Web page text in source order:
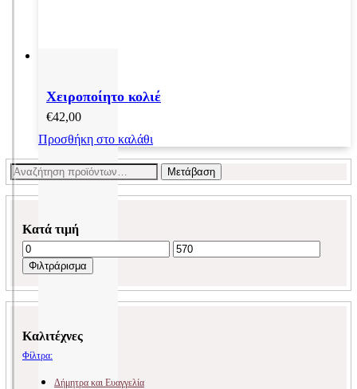
Χειροποίητο κολιέ
€42,00
Προσθήκη στο καλάθι
Αναζήτηση
για:
Μετάβαση
Κατά τιμή
Ελάχιστη
τιμή
Μέγιστη
τιμή
Φιλτράρισμα
Καλιτέχνες
Φίλτρα:
Δήμητρα και Ευαγγελία